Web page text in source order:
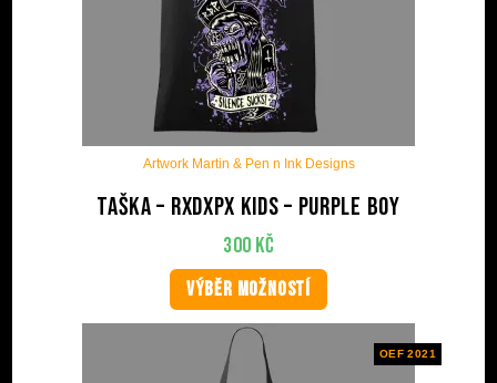
Artwork Martin & Pen n Ink Designs
Taška – RxDxPx Kids – Purple Boy
300 Kč
VÝBĚR MOŽNOSTÍ
OEF 2021